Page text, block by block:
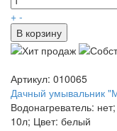
+ -
В корзину
Артикул: 010065
Дачный умывальник
Водонагреватель:
10л; Цвет: белый